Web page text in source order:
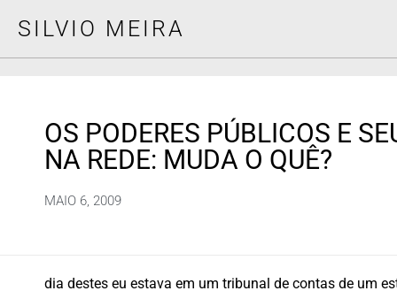
SILVIO MEIRA
OS PODERES PÚBLICOS E
NA REDE: MUDA O QUÊ?
MAIO 6, 2009
dia destes eu estava em um tribunal de contas de um